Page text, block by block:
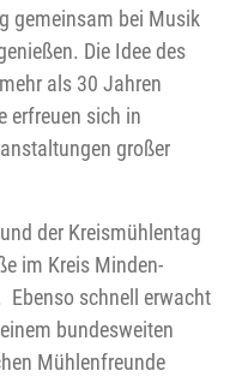
gemeinsam bei Musik
Die Idee des
als 30 Jahren
erfreuen sich in
großer
der Kreismühlentag
im Kreis Minden-
Ebenso schnell erwacht
bundesweiten
Mühlenfreunde